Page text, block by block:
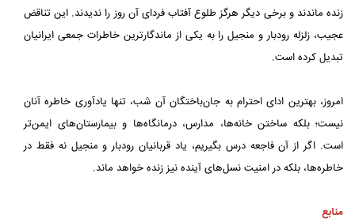
زنده ماندند و برخی دیگر هرگز طلوع آفتاب فردای آن روز را ندیدند. این تناقض
عجیب، زلزله رودبار و منجیل را به یکی از ماندگارترین خاطرات جمعی ایرانیان
تبدیل کرده است.
امروز، بهترین ادای احترام به جان‌باختگان آن شب، تنها یادآوری خاطره آنان
نیست؛ بلکه ساختن خانه‌ها، مدارس، درمانگاه‌ها و بیمارستان‌های ایمن‌تر
است. اگر از آن فاجعه درس بگیریم، یاد قربانیان رودبار و منجیل نه فقط در
خاطره‌ها، بلکه در امنیت نسل‌های آینده نیز زنده خواهد ماند.
منابع